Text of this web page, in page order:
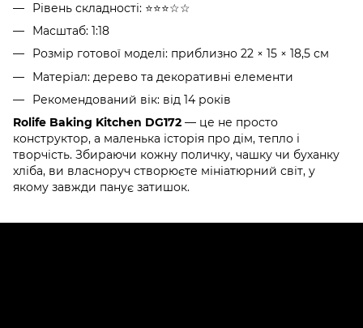
Рівень складності: ⭐⭐⭐☆☆
Масштаб: 1:18
Розмір готової моделі: приблизно 22 × 15 × 18,5 см
Матеріал: дерево та декоративні елементи
Рекомендований вік: від 14 років
Rolife Baking Kitchen DG172 — це не просто
конструктор, а маленька історія про дім, тепло і
творчість. Збираючи кожну поличку, чашку чи буханку
хліба, ви власноруч створюєте мініатюрний світ, у
якому завжди панує затишок.